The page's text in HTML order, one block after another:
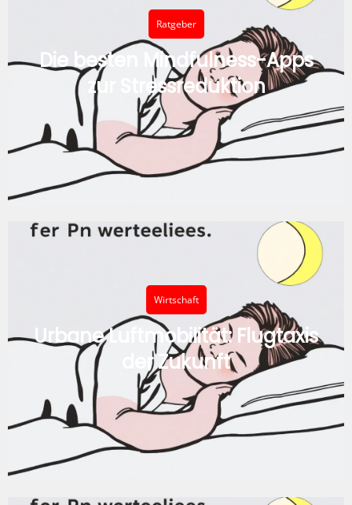
Ratgeber
Die besten Mindfulness-Apps
zur Stressreduktion
Wirtschaft
Urbane Luftmobilität: Flugtaxis
der Zukunft